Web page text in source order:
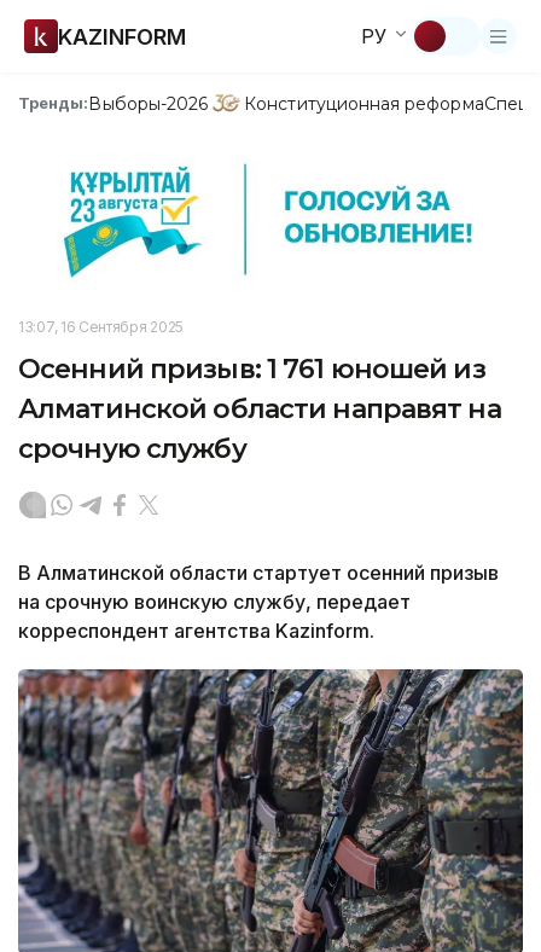
KAZINFORM РУ
Тренды:Выборы-2026 Конституционная реформа
13:07, 16 Сентября 2025
Осенний призыв: 1 761 юношей из
Алматинской области направят на
срочную службу
В Алматинской области стартует осенний призыв
на срочную воинскую службу, передает
корреспондент агентства Kazinform.